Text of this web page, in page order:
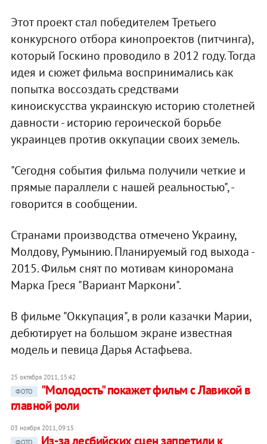
Этот проект стал победителем Третьего
конкурсного отбора кинопроектов (питчинга),
который Госкино проводило в 2012 году. Тогда
идея и сюжет фильма воспринимались как
попытка воссоздать средствами
киноискусства украинскую историю столетней
давности - историю героической борьбе
украинцев против оккупации своих земель.
"Сегодня события фильма получили четкие и
прямые параллели с нашей реальностью", -
говорится в сообщении.
Странами производства отмечено Украину,
Молдову, Румынию. Планируемый год выхода -
2015. Фильм снят по мотивам киноромана
Марка Греся "Вариант Маркони".
В фильме "Оккупация", в роли казачки Марии,
дебютирует на большом экране известная
модель и певица Дарья Астафьева.
25 октября 2011, 15:42
ФОТО
"Молодость" покажет фильм с Лавикой в
главной роли
03 ноября 2011, 09:15